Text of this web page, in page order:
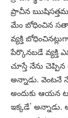
ప్రాచీన
మేం బోధించిన
వ్యక్తి
పేర్కొనబడే వ్యక్తి
చూస్తే నేను
అన్నాడు. వెంటనే
అందుకు ఆయన
ఇక్కడే’